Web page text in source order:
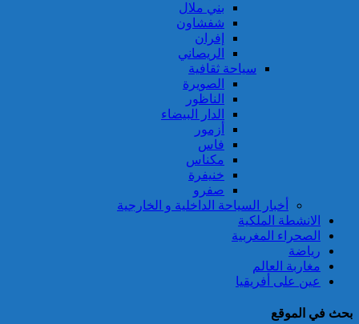
بني ملال
شفشاون
إفران
الريصاني
سياحة ثقافية
الصويرة
الناظور
الدار البيضاء
أزمور
فاس
مكناس
خنيفرة
صفرو
أخبار السياحة الداخلية و الخارجية
الانشطة الملكية
الصحراء المغربية
رياضة
مغاربة العالم
عين على أفريقيا
بحث في الموقع